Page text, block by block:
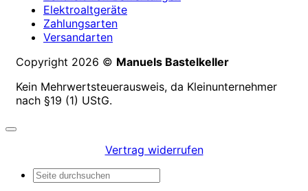
Elektroaltgeräte
Zahlungsarten
Versandarten
Copyright 2026 © Manuels Bastelkeller
Kein Mehrwertsteuerausweis, da Kleinunternehmer
nach §19 (1) UStG.
Vertrag widerrufen
Suchen